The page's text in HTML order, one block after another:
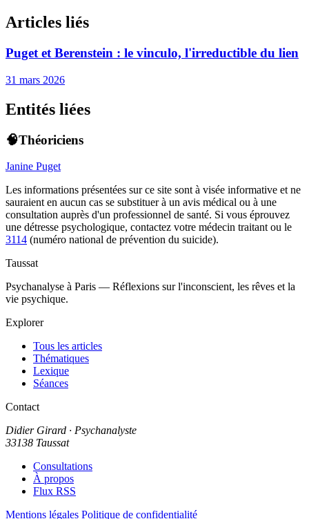
Articles liés
Puget et Berenstein : le vinculo, l'irreductible du lien
31 mars 2026
Entités liées
🧠Théoriciens
Janine Puget
Les informations présentées sur ce site sont à visée informative et ne
sauraient en aucun cas se substituer à un avis médical ou à une
consultation auprès d'un professionnel de santé. Si vous éprouvez
une détresse psychologique, contactez votre médecin traitant ou le
3114 (numéro national de prévention du suicide).
Taussat
Psychanalyse à Paris — Réflexions sur l'inconscient, les rêves et la
vie psychique.
Explorer
Tous les articles
Thématiques
Lexique
Séances
Contact
Didier Girard · Psychanalyste
33138 Taussat
Consultations
À propos
Flux RSS
Mentions légales Politique de confidentialité